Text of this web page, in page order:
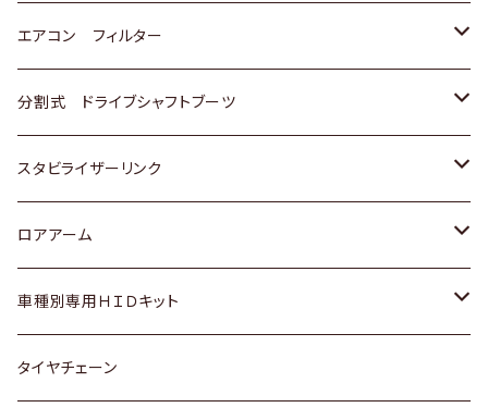
スバル
マツダ
三菱
スバル
三菱
スバル
スズキ
日産
いすゞ
ダイハツ
マツダ
三菱
トヨタ
ホンダ
スズキ
日産
ダイハツ
マツダ
エアコン フィルター
トヨタ
ホンダ
スズキ
日産
いすゞ
分割式 ドライブシャフトブーツ
トヨタ
ホンダ
スズキ
日産
スタビライザーリンク
トヨタ
ホンダ
スズキ
ロアアーム
ホンダ
スズキ
車種別専用ＨＩＤキット
トヨタ
タイヤチェーン